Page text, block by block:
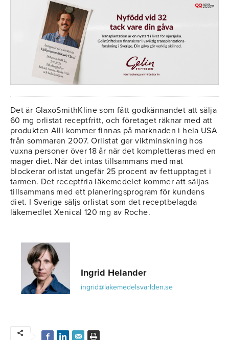
Det är GlaxoSmithKline som fått godkännandet att sälja
60 mg orlistat receptfritt, och företaget räknar med att
produkten Alli kommer finnas på marknaden i hela USA
från sommaren 2007. Orlistat ger viktminskning hos
vuxna personer över 18 år när det kompletteras med en
mager diet. När det intas tillsammans med mat
blockerar orlistat ungefär 25 procent av fettupptaget i
tarmen. Det receptfria läkemedelet kommer att säljas
tillsammans med ett planeringsprogram för kundens
diet. I Sverige säljs orlistat som det receptbelagda
läkemedlet Xenical 120 mg av Roche.
Ingrid Helander
ingrid@lakemedelsvarlden.se